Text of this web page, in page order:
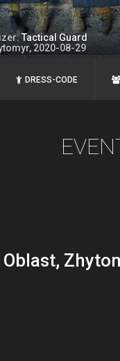
Tactical Guard
2020-08-29
DRESS-CODE